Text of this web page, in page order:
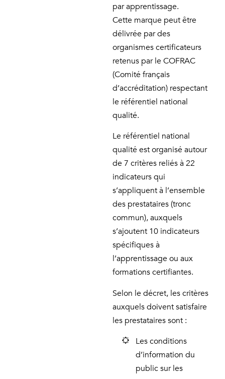
par apprentissage.
Cette marque peut être
délivrée par des
organismes certificateurs
retenus par le COFRAC
(Comité français
d’accréditation) respectant
le référentiel national
qualité.
Le référentiel national
qualité est organisé autour
de 7 critères reliés à 22
indicateurs qui
s’appliquent à l’ensemble
des prestataires (tronc
commun), auxquels
s’ajoutent 10 indicateurs
spécifiques à
l’apprentissage ou aux
formations certifiantes.
Selon le décret, les critères
auxquels doivent satisfaire
les prestataires sont :
Les conditions
d’information du
public sur les